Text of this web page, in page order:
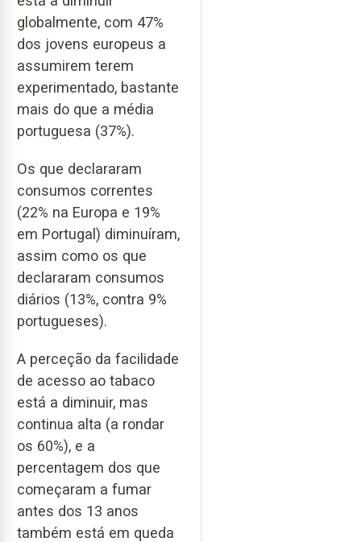
globalmente, com 47%
dos jovens europeus a
assumirem terem
experimentado, bastante
mais do que a média
portuguesa (37%).
Os que declararam
consumos correntes
(22% na Europa e 19%
em Portugal) diminuíram,
assim como os que
declararam consumos
diários (13%, contra 9%
portugueses).
A perceção da facilidade
de acesso ao tabaco
está a diminuir, mas
continua alta (a rondar
os 60%), e a
percentagem dos que
começaram a fumar
antes dos 13 anos
também está em queda